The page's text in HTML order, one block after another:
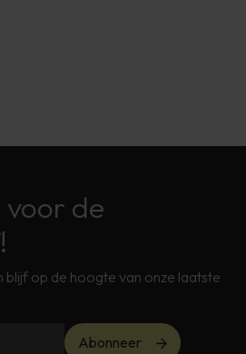
voor de
op de hoogte van onze laatste
Abonneer